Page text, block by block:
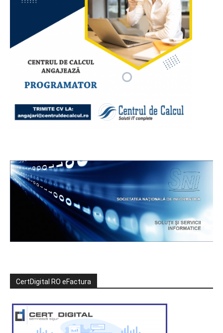
CertDigital RO eFactura